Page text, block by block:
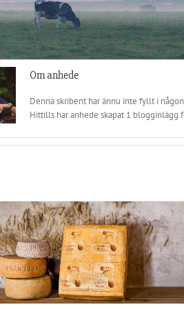
Omanhede
Denna skribent har ännu inte fyllt i
Hittills har anhede skapat 1 blogginlägg